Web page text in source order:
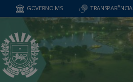
GOVERNO MS TRANSPARÊNCIA